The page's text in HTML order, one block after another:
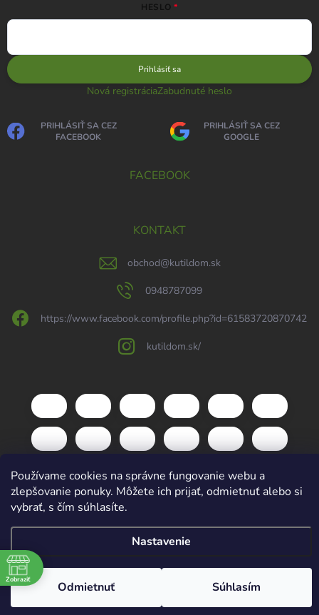
Používame cookies na správne fungovanie webu a
zlepšovanie ponuky. Môžete ich prijať, odmietnuť alebo si
vybrať, s čím súhlasíte.
Nastavenie
Odmietnuť Súhlasím
HESLO
Prihlásiť sa
Nová registráciaZabudnuté heslo
PRIHLÁSIŤ SA CEZ
FACEBOOK
PRIHLÁSIŤ SA CEZ
GOOGLE
FACEBOOK
KONTAKT
obchod@kutildom.sk
0948787099
https://www.facebook.com/profile.php?id=61583720870742
kutildom.sk/
Copyright 2026kutildom.sk. Všetky práva vyhradené.Upraviť nastavenie
cookies
Zobraziť